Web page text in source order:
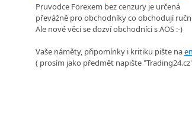
Pruvodce Forexem bez cenzury je určená
převážně pro obchodníky co obchodují
Ale nové věci se dozví obchodníci s AOS :-)
Vaše náměty, připomínky i kritiku pište na
( prosím jako předmět napište